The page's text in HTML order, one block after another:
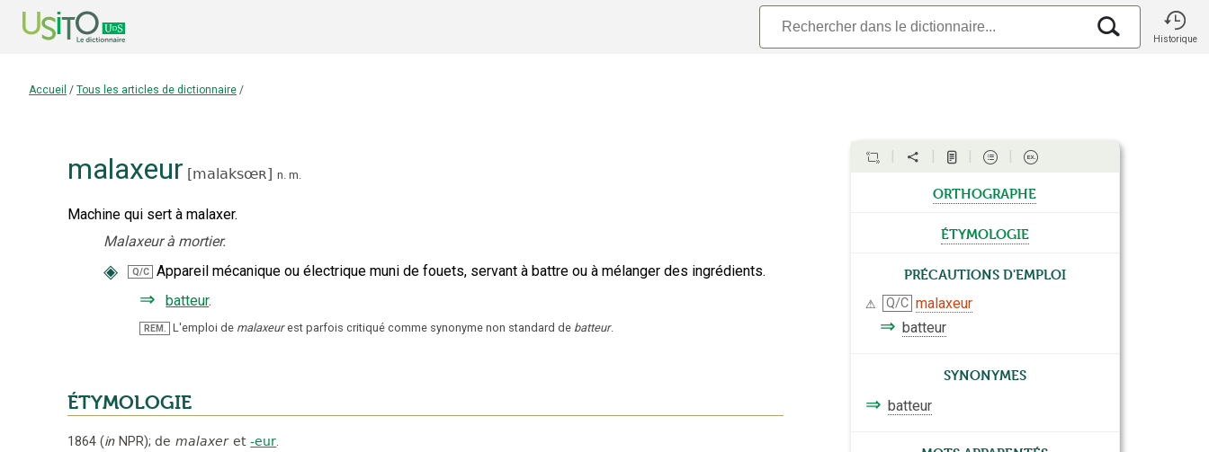
Historique
Accueil / Tous les articles de dictionnaire /
malaxeur [malaksœʀ] n. m.
Machine qui sert à malaxer.
Malaxeur à mortier.
◈ Q/C Appareil mécanique ou électrique muni de fouets, servant à battre ou à mélanger des ingrédients.
⇒ batteur.
REM. L'emploi de malaxeur est parfois critiqué comme synonyme non standard de batteur.
ÉTYMOLOGIE
1864 (in NPR); de malaxer et -eur.
orthographe
étymologie
Précautions d'emploi
⚠ Q/C malaxeur
⇒ batteur
Synonymes
⇒ batteur